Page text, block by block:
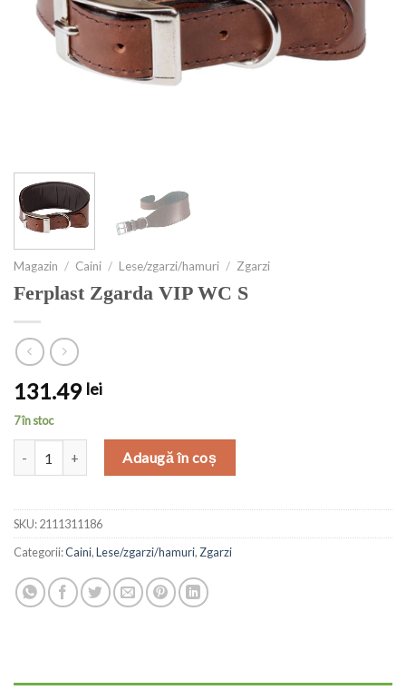
Magazin / Caini / Lese/zgarzi/hamuri / Zgarzi
Ferplast Zgarda VIP WC S
131.49 lei
7 în stoc
Cantitate Ferplast Zgarda VIP WC S
Adaugă în coș
SKU:2111311186
Categorii:Caini,Lese/zgarzi/hamuri, Zgarzi